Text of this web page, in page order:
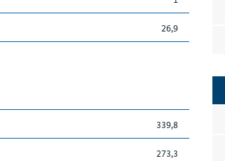
26,9
339,8
273,3